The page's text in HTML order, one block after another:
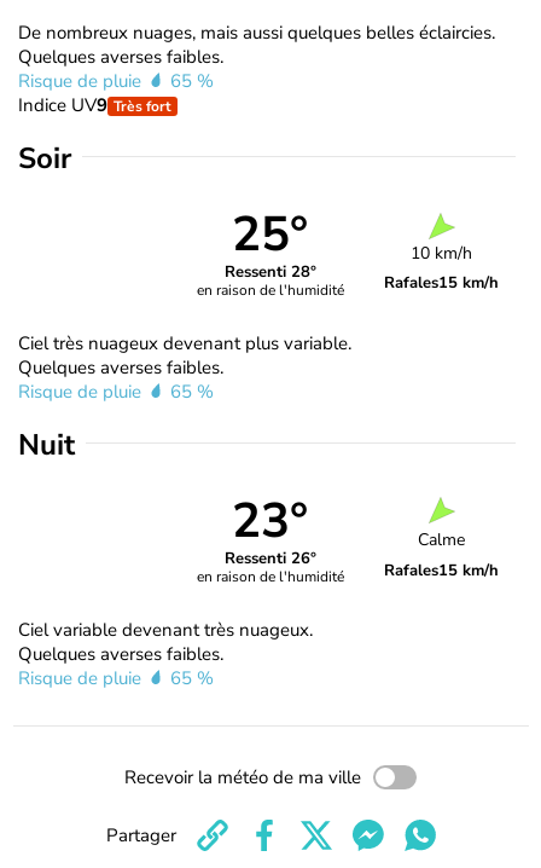
De nombreux nuages, mais aussi quelques belles éclaircies.
Quelques averses faibles.
Risque de pluie
65 %
Indice UV9 Très fort
Soir
25°
Ressenti 28°
en raison de l'humidité
10 km/h
Rafales15 km/h
Ciel très nuageux devenant plus variable.
Quelques averses faibles.
Risque de pluie
65 %
Nuit
23°
Ressenti 26°
en raison de l'humidité
Calme
Rafales15 km/h
Ciel variable devenant très nuageux.
Quelques averses faibles.
Risque de pluie
65 %
Recevoir la météo de ma ville
Partager